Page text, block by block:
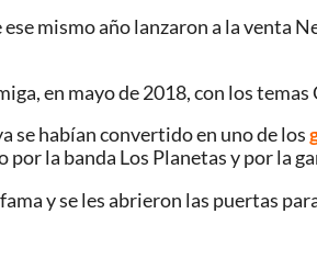
mismo año lanzaron a la
en mayo de 2018, con los
se habían convertido en uno de los
la banda Los Planetas y por la
y se les abrieron las puertas